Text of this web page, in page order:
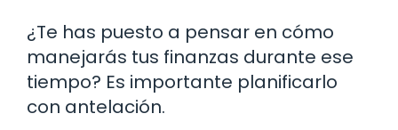
¿Te has puesto a pensar en cómo
manejarás tus finanzas durante ese
tiempo? Es importante planificarlo
con antelación.